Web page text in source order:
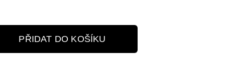
PŘIDAT DO KOŠÍKU